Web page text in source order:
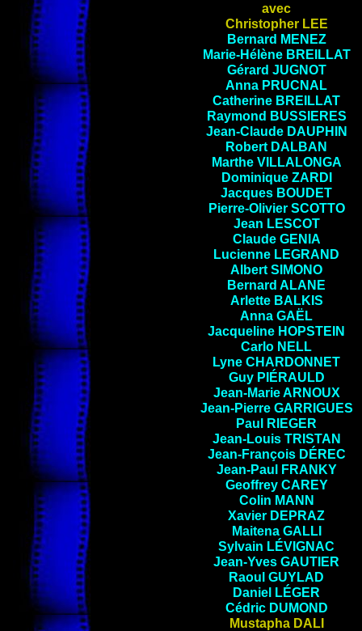
avec
Christopher LEE
Bernard MENEZ
Marie-Hélène BREILLAT
Gérard JUGNOT
Anna PRUCNAL
Catherine BREILLAT
Raymond BUSSIERES
Jean-Claude DAUPHIN
Robert DALBAN
Marthe VILLALONGA
Dominique ZARDI
Jacques BOUDET
Pierre-Olivier SCOTTO
Jean LESCOT
Claude GENIA
Lucienne LEGRAND
Albert SIMONO
Bernard ALANE
Arlette BALKIS
Anna GAËL
Jacqueline HOPSTEIN
Carlo NELL
Lyne CHARDONNET
Guy PIÉRAULD
Jean-MarieARNOUX
Jean-Pierre GARRIGUES
Paul RIEGER
Jean-Louis TRISTAN
Jean-François DÉREC
Jean-Paul FRANKY
GeoffreyCAREY
Colin MANN
Xavier DEPRAZ
Maitena GALLI
Sylvain LÉVIGNAC
Jean-Yves GAUTIER
Raoul GUYLAD
Daniel LÉGER
Cédric DUMOND
Mustapha DALI